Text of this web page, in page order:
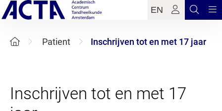
EN
Patient Inschrijven tot en met 17 jaar
Inschrijven tot en met 17